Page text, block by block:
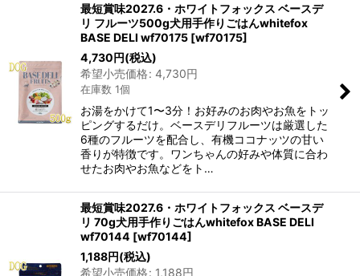
最短賞味2027.6・ホワイトフォックス ベースデ
リ フルーツ500g犬用手作りごはんwhitefox
BASE DELI wf70175 [wf70175]
4,730円(税込)
希望小売価格: 4,730円
在庫数 1個
お湯をかけて1〜3分！お好みのお肉やお魚をトッ
ピングするだけ。ベースデリフルーツは厳選した
6種のフルーツを配合し、有機ココナッツの甘い
香りが特徴です。ワンちゃんの好みや体質に合わ
せたお肉やお魚などをト…
最短賞味2027.6・ホワイトフォックス ベースデ
リ 70g犬用手作りごはんwhitefox BASE DELI
wf70144 [wf70144]
1,188円(税込)
希望小売価格: 1,188円